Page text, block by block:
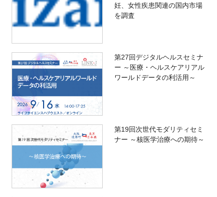
妊、女性疾患関連の国内市場
を調査
第27回デジタルヘルスセミナ
ー ～医療・ヘルスケアリアル
ワールドデータの利活用～
第19回次世代モダリティセミ
ナー ～核医学治療への期待～